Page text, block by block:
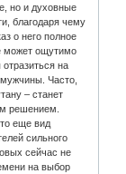
но и духовные
благодаря чему
о него полное
может ощутимо
отразиться на
Часто,
– станет
решением.
еще вид
сильного
сейчас не
на выбор